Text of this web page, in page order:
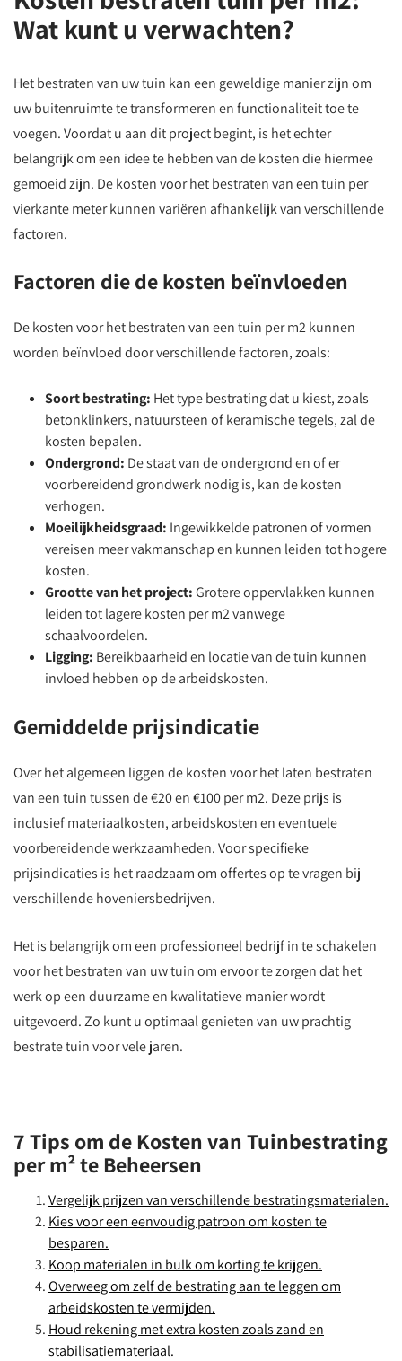
Wat kunt u verwachten?
Het bestraten van uw tuin kan een geweldige manier zijn om
uw buitenruimte te transformeren en functionaliteit toe te
voegen. Voordat u aan dit project begint, is het echter
belangrijk om een idee te hebben van de kosten die hiermee
gemoeid zijn. De kosten voor het bestraten van een tuin per
vierkante meter kunnen variëren afhankelijk van verschillende
factoren.
Factoren die de kosten beïnvloeden
De kosten voor het bestraten van een tuin per m2 kunnen
worden beïnvloed door verschillende factoren, zoals:
Soort bestrating: Het type bestrating dat u kiest, zoals
betonklinkers, natuursteen of keramische tegels, zal de
kosten bepalen.
Ondergrond: De staat van de ondergrond en of er
voorbereidend grondwerk nodig is, kan de kosten
verhogen.
Moeilijkheidsgraad: Ingewikkelde patronen of vormen
vereisen meer vakmanschap en kunnen leiden tot hogere
kosten.
Grootte van het project:Grotere oppervlakken kunnen
leiden tot lagere kosten per m2 vanwege
schaalvoordelen.
Ligging: Bereikbaarheid en locatie van de tuin kunnen
invloed hebben op de arbeidskosten.
Gemiddelde prijsindicatie
Over het algemeen liggen de kosten voor het laten bestraten
van een tuin tussen de €20 en €100 per m2. Deze prijs is
inclusief materiaalkosten, arbeidskosten en eventuele
voorbereidende werkzaamheden. Voor specifieke
prijsindicaties is het raadzaam om offertes op te vragen bij
verschillende hoveniersbedrijven.
Het is belangrijk om een professioneel bedrijf in te schakelen
voor het bestraten van uw tuin om ervoor te zorgen dat het
werk op een duurzame en kwalitatieve manier wordt
uitgevoerd. Zo kunt u optimaal genieten van uw prachtig
bestrate tuin voor vele jaren.
7 Tips om de Kosten van Tuinbestrating
per m² te Beheersen
Vergelijk prijzen van verschillende bestratingsmaterialen.
Kies voor een eenvoudig patroon om kosten te
besparen.
Koop materialen in bulk om korting te krijgen.
Overweeg om zelf de bestrating aan te leggen om
arbeidskosten te vermijden.
Houd rekening met extra kosten zoals zand en
stabilisatiemateriaal.